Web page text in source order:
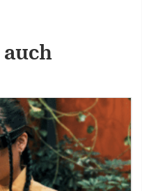
auch